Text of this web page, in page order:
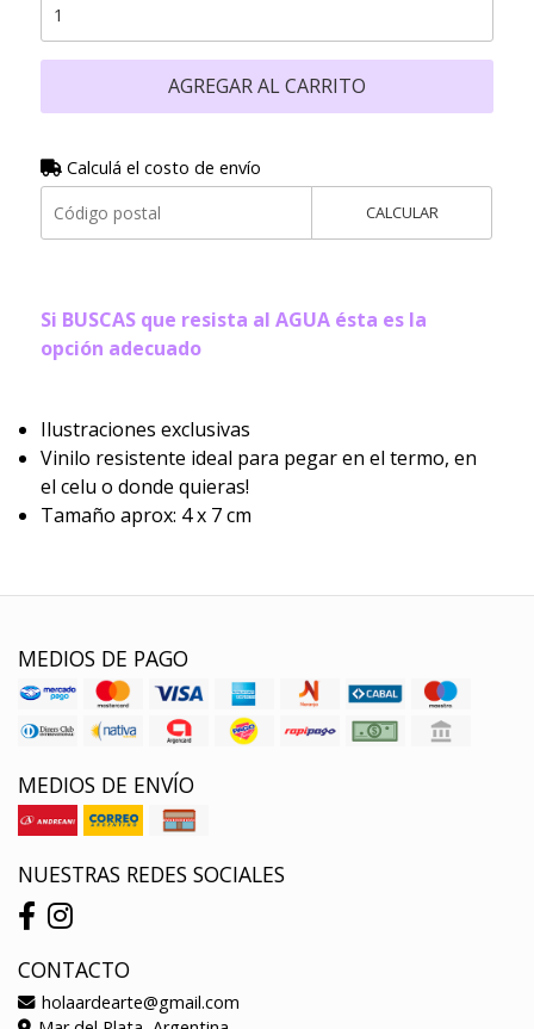
AGREGAR AL CARRITO
Calculá el costo de envío
CALCULAR
Si BUSCAS que resista al AGUA ésta es la
opción adecuado
Ilustraciones exclusivas
Vinilo resistente ideal para pegar en el termo, en
el celu o donde quieras!
Tamaño aprox: 4 x 7 cm
MEDIOS DE PAGO
MEDIOS DE ENVÍO
NUESTRAS REDES SOCIALES
CONTACTO
holaardearte@gmail.com